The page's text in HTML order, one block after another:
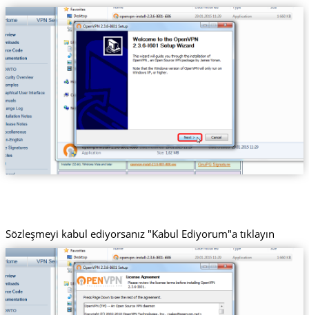
Sözleşmeyi kabul ediyorsanız "Kabul Ediyorum"a tıklayın